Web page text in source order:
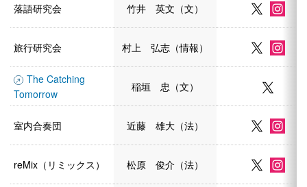
落語研究会 竹井 英文（文）
旅行研究会 村上 弘志（情報）
The Catching
Tomorrow
稲垣 忠（文）
室内合奏団 近藤 雄大（法）
reMix（リミックス） 松原 俊介（法）